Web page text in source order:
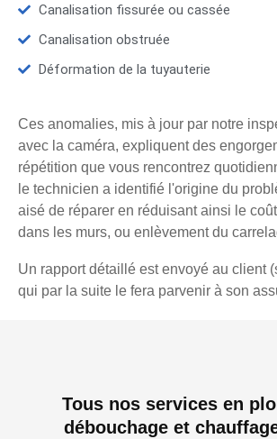
Canalisation fissurée ou cassée
Canalisation obstruée
Déformation de la tuyauterie
Ces anomalies, mis à jour par notre
avec la caméra, expliquent des
répétition que vous rencontrez
le technicien a identifié l'origine du
aisé de réparer en réduisant ainsi le
dans les murs, ou enlèvement du
Un rapport détaillé est envoyé au client
qui par la suite le fera parvenir à son
Tous nos services en
débouchage et